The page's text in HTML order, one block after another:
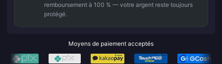
remboursement à 100 % — votre argent reste toujours
protégé.
Moyens de paiement acceptés